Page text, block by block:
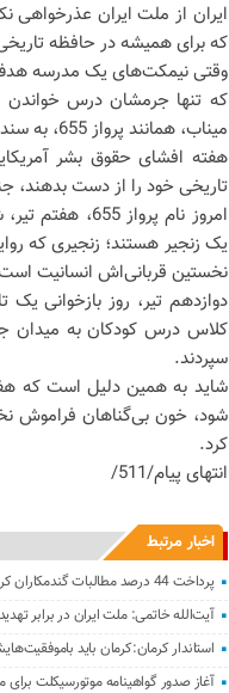
ایران از ملت ایران عذرخواهی
که برای همیشه در حافظه
وقتی نیمکت‌های یک مدرسه هدف
که تنها جرمشان درس خواندن
میناب، همانند پرواز 655، به سندی دیگر از تناقض آشکار میان ادعا و عمل مدعیان حقوق بشر تبدیل شده است.
هفته افشای حقوق بشر
تاریخی خود را از دست بدهند،
امروز نام
یک زنجیر هستند؛ زنجیری که
نخستین قربانی‌اش انسانیت
دوازدهم تیر، روز بازخوانی
کلاس درس کودکان به میدان
سپردند.
شاید به همین دلیل است که
شود، خون بی‌گناهان فراموش
کرد.
انتهای پیام/511/
اخبار مرتبط
پرداخت 44 درصد مطالبات گندمکاران کرمان؛ پرداخت‌ها کشوری است
آیت‌الله خاتمی: ملت ایران در برابر
استاندار کرمان:کرمان باید
آغاز صدور گواهینامه موتورسیکلت برای متقاضیان 16 ساله